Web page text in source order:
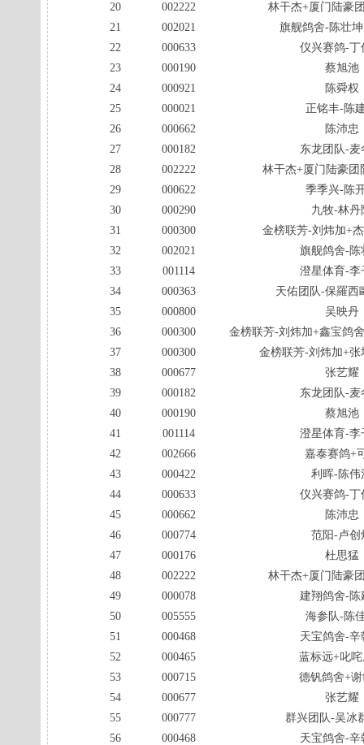
20
002222
林干杰+厦门陆豪
21
002021
旗舰鸽舍-陈壮
22
000633
仪兴赛鸽-丁
23
000190
蔡旭池
24
000921
陈舜权
25
000021
正铭丰-陈
26
000662
陈沛忠
27
000182
东龙团队-麦
28
002222
林干杰+厦门陆豪团
29
000622
季季兴-陈
30
000290
九牧-林丹
31
000300
金榜联芳-刘炜加+
32
002021
旗舰鸽舍-陈
33
001114
澄星体育-李
34
000363
天佑团队-保羅西
35
000800
吴映丹
36
000300
金榜联芳-刘炜加+鑫宝鸽
37
000300
金榜联芳-刘炜加+张
38
000677
张艺耀
39
000182
东龙团队-麦
40
000190
蔡旭池
41
001114
澄星体育-李
42
002666
嘉泰赛鸽+
43
000422
利晖-陈伟
44
000633
仪兴赛鸽-丁
45
000662
陈沛忠
46
000774
范阳-卢创
47
000176
杜思猛
48
002222
林干杰+厦门陆豪
49
000078
建翔鸽舍-陈
50
005555
海参队-陈
51
000468
天宝鸽舍-辛
52
000465
蓝标远+叱
53
000715
德钒鸽舍+
54
000677
张艺耀
55
000777
群兴团队-吴冰
56
000468
天宝鸽舍-辛